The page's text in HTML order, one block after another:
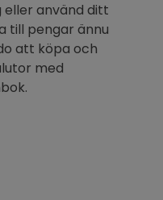
eller använd ditt
till pengar ännu
att köpa och
med